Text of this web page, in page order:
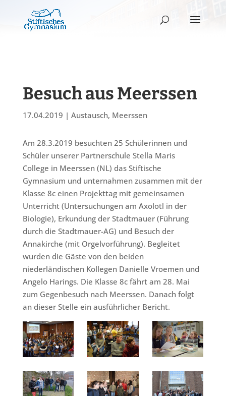
Besuch aus Meerssen
17.04.2019 | Austausch, Meerssen
Am 28.3.2019 besuchten 25 Schülerinnen und
Schüler unserer Partnerschule Stella Maris
College in Meerssen (NL) das Stiftische
Gymnasium und unternahmen zusammen mit der
Klasse 8c einen Projekttag mit gemeinsamen
Unterricht (Untersuchungen am Axolotl in der
Biologie), Erkundung der Stadtmauer (Führung
durch die Stadtmauer-AG) und Besuch der
Annakirche (mit Orgelvorführung). Begleitet
wurden die Gäste von den beiden
niederländischen Kollegen Danielle Vroemen und
Angelo Harings. Die Klasse 8c fährt am 28. Mai
zum Gegenbesuch nach Meerssen. Danach folgt
an dieser Stelle ein ausführlicher Bericht.